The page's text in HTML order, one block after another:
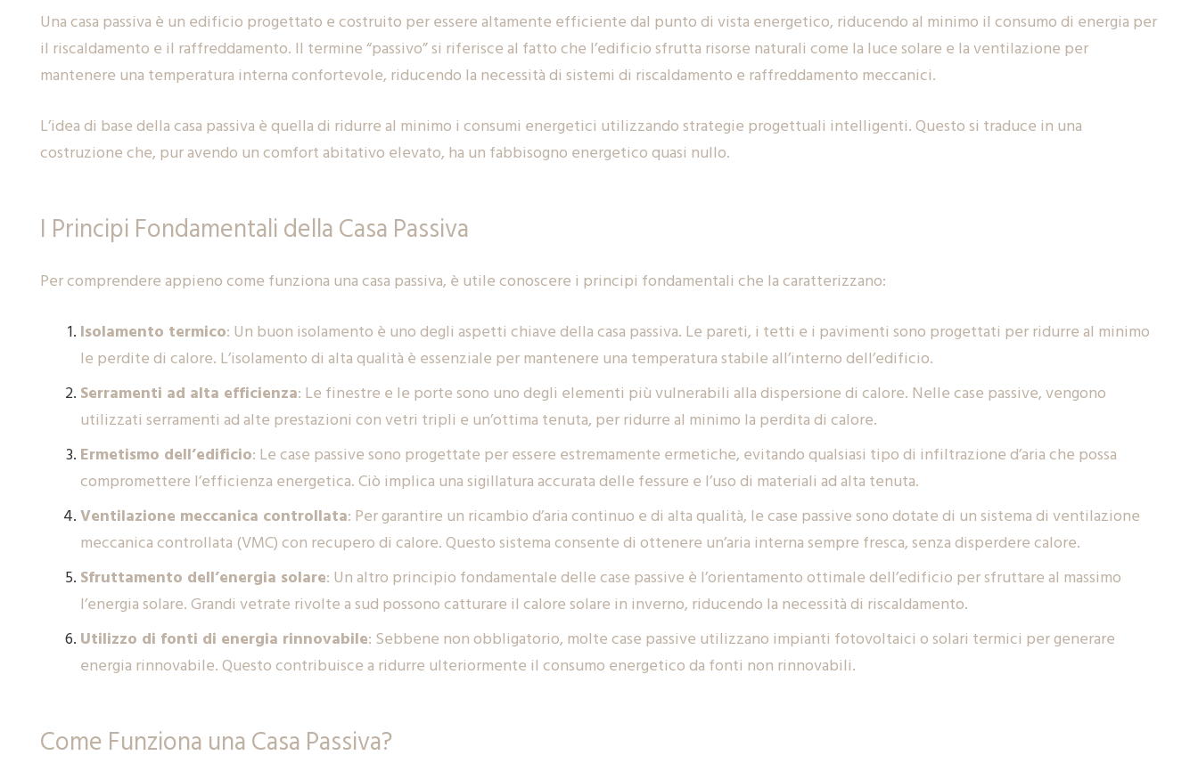
Una casa passiva è un edificio progettato e costruito per essere altamente efficiente dal punto di vista energetico, riducendo al minimo il consumo di energia per
il riscaldamento e il raffreddamento. Il termine “passivo” si riferisce al fatto che l’edificio sfrutta risorse naturali come la luce solare e la ventilazione per
mantenere una temperatura interna confortevole, riducendo la necessità di sistemi di riscaldamento e raffreddamento meccanici.
L’idea di base della casa passiva è quella di ridurre al minimo i consumi energetici utilizzando strategie progettuali intelligenti. Questo si traduce in una
costruzione che, pur avendo un comfort abitativo elevato, ha un fabbisogno energetico quasi nullo.
I Principi Fondamentali della Casa Passiva
Per comprendere appieno come funziona una casa passiva, è utile conoscere i principi fondamentali che la caratterizzano:
Isolamento termico: Un buon isolamento è uno degli aspetti chiave della casa passiva. Le pareti, i tetti e i pavimenti sono progettati per ridurre al minimo
le perdite di calore. L’isolamento di alta qualità è essenziale per mantenere una temperatura stabile all’interno dell’edificio.
Serramenti ad alta efficienza: Le finestre e le porte sono uno degli elementi più vulnerabili alla dispersione di calore. Nelle case passive, vengono
utilizzati serramenti ad alte prestazioni con vetri tripli e un’ottima tenuta, per ridurre al minimo la perdita di calore.
Ermetismo dell’edificio: Le case passive sono progettate per essere estremamente ermetiche, evitando qualsiasi tipo di infiltrazione d’aria che possa
compromettere l’efficienza energetica. Ciò implica una sigillatura accurata delle fessure e l’uso di materiali ad alta tenuta.
Ventilazione meccanica controllata: Per garantire un ricambio d’aria continuo e di alta qualità, le case passive sono dotate di un sistema di ventilazione
meccanica controllata (VMC) con recupero di calore. Questo sistema consente di ottenere un’aria interna sempre fresca, senza disperdere calore.
Sfruttamento dell’energia solare: Un altro principio fondamentale delle case passive è l’orientamento ottimale dell’edificio per sfruttare al massimo
l’energia solare. Grandi vetrate rivolte a sud possono catturare il calore solare in inverno, riducendo la necessità di riscaldamento.
Utilizzo di fonti di energia rinnovabile: Sebbene non obbligatorio, molte case passive utilizzano impianti fotovoltaici o solari termici per generare
energia rinnovabile. Questo contribuisce a ridurre ulteriormente il consumo energetico da fonti non rinnovabili.
Come Funziona una Casa Passiva?